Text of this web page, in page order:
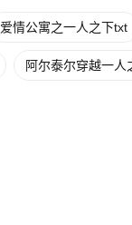
爱情公寓之一人之下txt
阿尔泰尔穿越一人